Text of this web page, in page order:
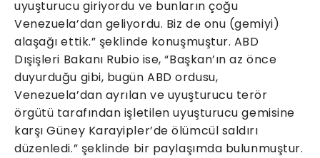
uyuşturucu giriyordu ve bunların çoğu
Venezuela’dan geliyordu. Biz de onu (gemiyi)
alaşağı ettik.” şeklinde konuşmuştur. ABD
Dışişleri Bakanı Rubio ise, “Başkan’ın az önce
duyurduğu gibi, bugün ABD ordusu,
Venezuela’dan ayrılan ve uyuşturucu terör
örgütü tarafından işletilen uyuşturucu gemisine
karşı Güney Karayipler’de ölümcül saldırı
düzenledi.” şeklinde bir paylaşımda bulunmuştur.